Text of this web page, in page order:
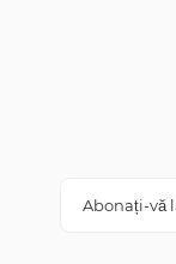
Abonați-vă